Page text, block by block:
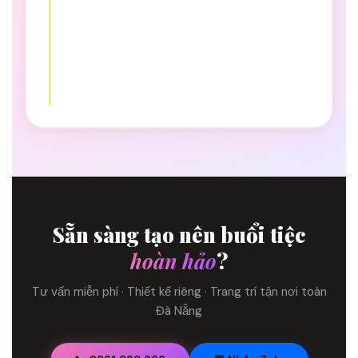
Sẵn sàng tạo nên buổi tiệc
hoàn hảo?
Tư vấn miễn phí · Thiết kế riêng · Trang trí tận nơi toàn
Đà Nẵng